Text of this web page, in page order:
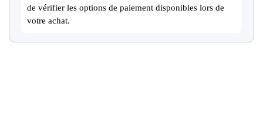
de vérifier les options de paiement disponibles lors de
votre achat.